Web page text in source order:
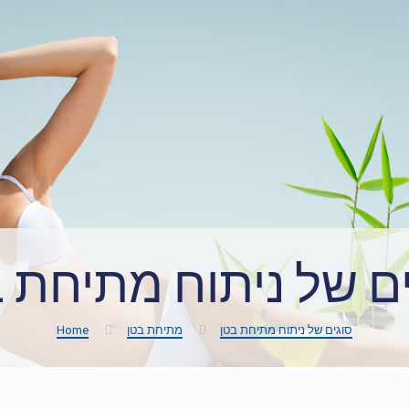
של ניתוח מתיחת
Home מתיחת בטן סוגים של ניתוח מתיחת בטן